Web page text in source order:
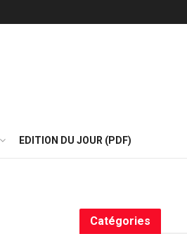
EDITION DU JOUR (PDF)
Catégories